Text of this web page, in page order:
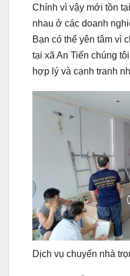
Chính vì vậy mới tồn
nhau ở các doanh
Bạn có thể yên tâm vì
tại xã An Tiến chúng
hợp lý và cạnh tranh
Dịch vụ chuyển nhà